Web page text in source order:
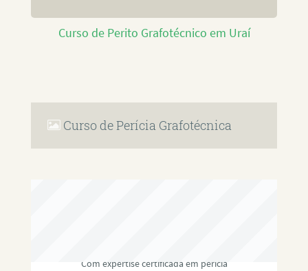
Curso de Perito Grafotécnico em Uraí
Curso de Perícia Grafotécnica
Com expertise certificada em perícia